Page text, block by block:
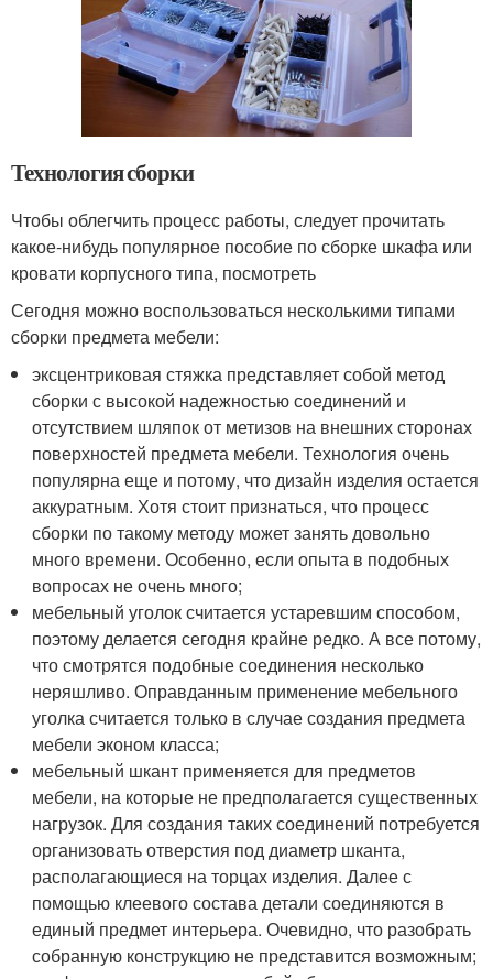
Технология сборки
Чтобы облегчить процесс работы, следует прочитать
какое-нибудь популярное пособие по сборке шкафа или
кровати корпусного типа, посмотреть
Сегодня можно воспользоваться несколькими типами
сборки предмета мебели:
эксцентриковая стяжка представляет собой метод
сборки с высокой надежностью соединений и
отсутствием шляпок от метизов на внешних сторонах
поверхностей предмета мебели. Технология очень
популярна еще и потому, что дизайн изделия остается
аккуратным. Хотя стоит признаться, что процесс
сборки по такому методу может занять довольно
много времени. Особенно, если опыта в подобных
вопросах не очень много;
мебельный уголок считается устаревшим способом,
поэтому делается сегодня крайне редко. А все потому,
что смотрятся подобные соединения несколько
неряшливо. Оправданным применение мебельного
уголка считается только в случае создания предмета
мебели эконом класса;
мебельный шкант применяется для предметов
мебели, на которые не предполагается существенных
нагрузок. Для создания таких соединений потребуется
организовать отверстия под диаметр шканта,
располагающиеся на торцах изделия. Далее с
помощью клеевого состава детали соединяются в
единый предмет интерьера. Очевидно, что разобрать
собранную конструкцию не представится возможным;